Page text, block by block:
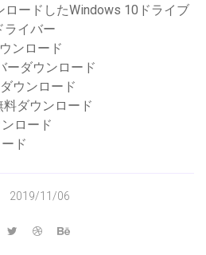
ロードしたWindows 10ドライブ
ライバー
ンロード
ーダウンロード
ウンロード
ダウンロード
ロード
ド
2019/11/06